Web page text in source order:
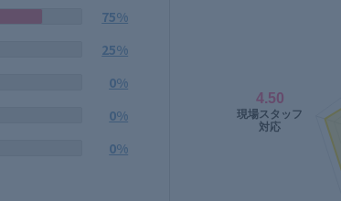
75%
25%
0%
0%
0%